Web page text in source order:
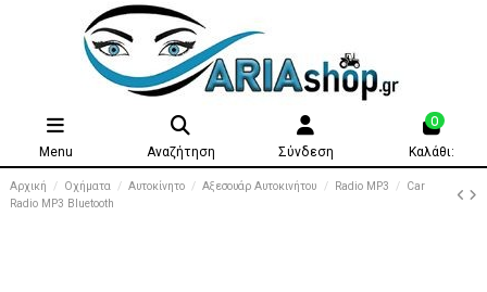
Menu Αναζήτηση Σύνδεση
0
Καλάθι:
Αρχική Οχήματα Αυτοκίνητο Αξεσουάρ Αυτοκινήτου Radio MP3
Car
Radio MP3 Bluetooth